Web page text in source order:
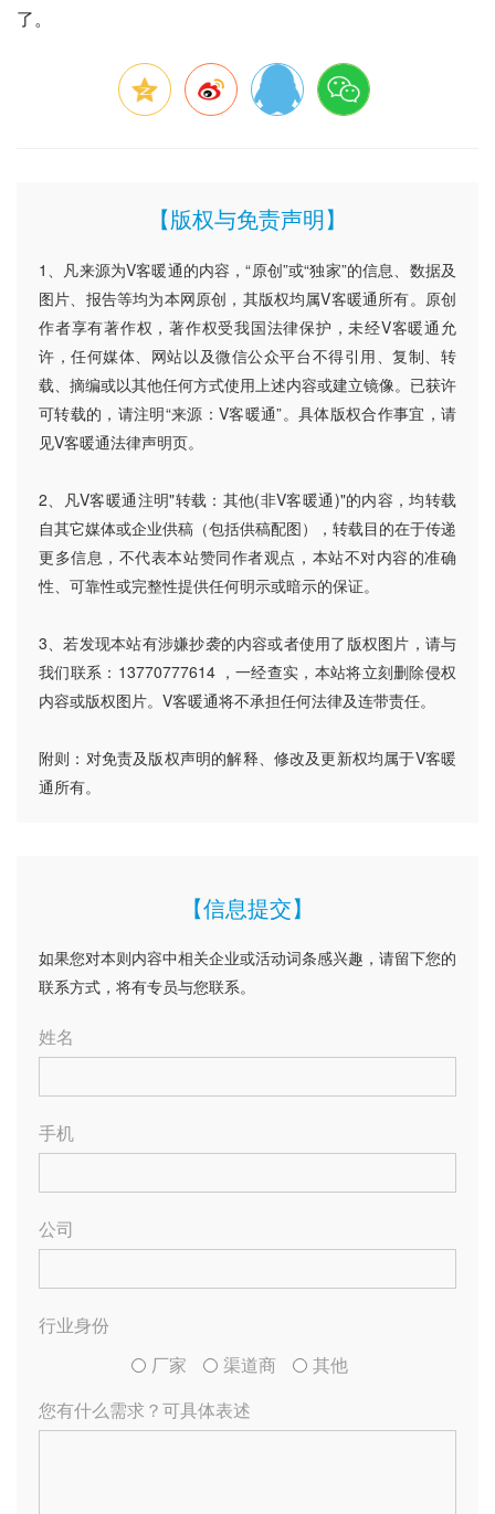
了。
【版权与免责声明】
1、凡来源为V客暖通的内容，“原创”或“独家”的信息、数据及
图片、报告等均为本网原创，其版权均属V客暖通所有。原创
作者享有著作权，著作权受我国法律保护，未经V客暖通允
许，任何媒体、网站以及微信公众平台不得引用、复制、转
载、摘编或以其他任何方式使用上述内容或建立镜像。已获许
可转载的，请注明“来源：V客暖通”。具体版权合作事宜，请
见V客暖通法律声明页。
2、凡V客暖通注明"转载：其他(非V客暖通)"的内容，均转载
自其它媒体或企业供稿（包括供稿配图），转载目的在于传递
更多信息，不代表本站赞同作者观点，本站不对内容的准确
性、可靠性或完整性提供任何明示或暗示的保证。
3、若发现本站有涉嫌抄袭的内容或者使用了版权图片，请与
我们联系：13770777614 ，一经查实，本站将立刻删除侵权
内容或版权图片。V客暖通将不承担任何法律及连带责任。
附则：对免责及版权声明的解释、修改及更新权均属于V客暖
通所有。